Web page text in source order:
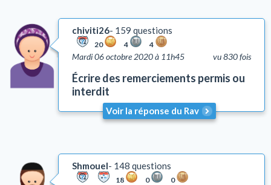
Rituel de la prière
Deuil
Talith et Téfilines
Mézouza
Tsédaka et Maasser
Mitsvots en vigueur en Israël
Comportement
chiviti26 159 questions
20 4 4
vu 830 fois
Mardi 06 octobre 2020 à 11h45
Écrire des remerciements permis ou
interdit
Voir la réponse du Rav
Shmouel 148 questions
18 0 0